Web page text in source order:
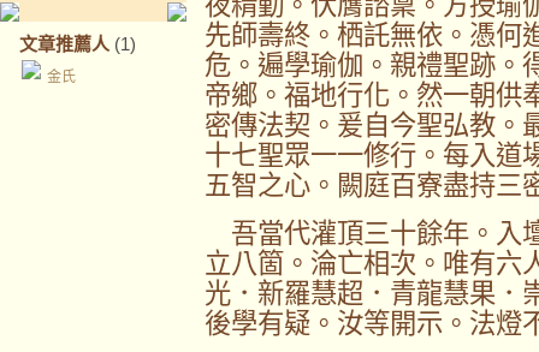
文章推薦人 (1)
金氏
先師壽終。栖託無依。憑何
危。遍學瑜伽。親禮聖跡。
帝鄉。福地行化。然一朝供
密傳法契。爰自今聖弘教。
十七聖眾一一修行。每入道
五智之心。闕庭百寮盡持三
吾當代灌頂三十餘年。入
立八箇。淪亡相次。唯有六
光．新羅慧超．青龍慧果．
後學有疑。汝等開示。法燈